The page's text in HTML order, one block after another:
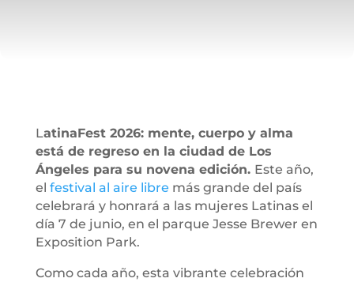
LatinaFest 2026: mente, cuerpo y alma
está de regreso en la ciudad de Los
Ángeles para su novena edición. Este año,
el festival al aire libre más grande del país
celebrará y honrará a las mujeres Latinas el
día 7 de junio, en el parque Jesse Brewer en
Exposition Park.
Como cada año, esta vibrante celebración